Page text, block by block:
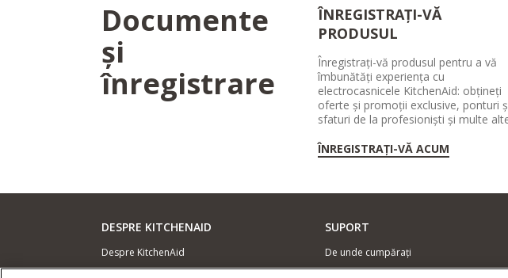
Documente
și
înregistrare
ÎNREGISTRAȚI-VĂ
PRODUSUL
Înregistrați-vă produsul pentru a vă
îmbunătăți experiența cu
electrocasnicele KitchenAid: obțineți
oferte și promoții exclusive, ponturi
sfaturi de la profesioniști și multe
ÎNREGISTRAȚI-VĂ ACUM
DESPRE KITCHENAID
Despre KitchenAid
SUPORT
De unde cumpărați